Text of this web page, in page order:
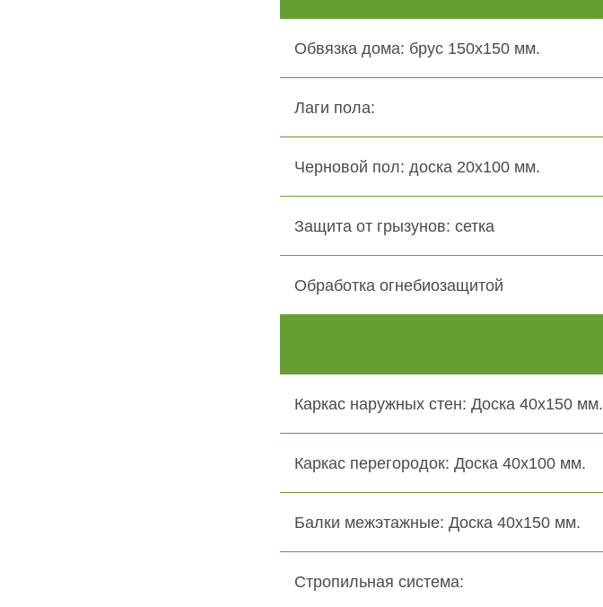
Обвязка дома: брус 150х150 мм.
Лаги пола:
Черновой пол: доска 20х100 мм.
Защита от грызунов: сетка
Обработка огнебиозащитой
Каркас наружных стен: Доска 40х150 мм.
Каркас перегородок: Доска 40х100 мм.
Балки межэтажные: Доска 40х150 мм.
Стропильная система: